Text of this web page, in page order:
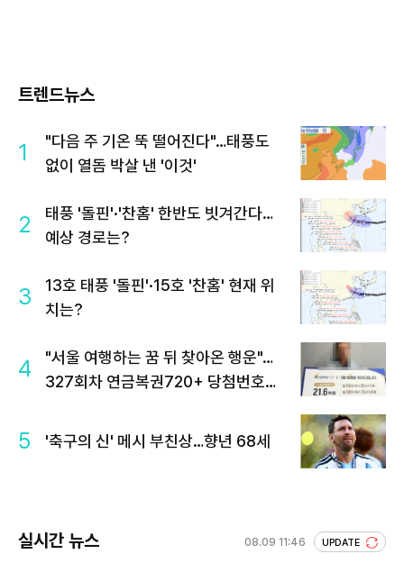
트렌드뉴스
1
"다음 주 기온 뚝 떨어진다"…태풍도
없이 열돔 박살 낸 '이것'
2
태풍 '돌핀'·'찬홈' 한반도 빗겨간다…
예상 경로는?
3
13호 태풍 '돌핀'·15호 '찬홈' 현재 위
치는?
4
"서울 여행하는 꿈 뒤 찾아온 행운"…
327회차 연금복권720+ 당첨번호조
5 '축구의 신' 메시 부친상…향년 68세
실시간 뉴스 08.09 11:46 UPDATE